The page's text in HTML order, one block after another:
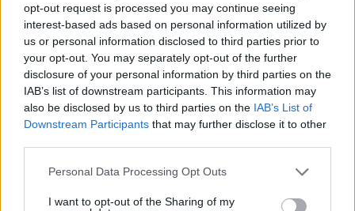
opt-out request is processed you may continue seeing
interest-based ads based on personal information utilized by
us or personal information disclosed to third parties prior to
your opt-out. You may separately opt-out of the further
disclosure of your personal information by third parties on the
IAB’s list of downstream participants. This information may
also be disclosed by us to third parties on the IAB’s List of
Downstream Participants that may further disclose it to other
Please note that this website/app uses one or more Google
not limited to your visit or usage behaviour. You may click to
Personal Data Processing Opt Outs
I want to opt-out of the Sharing of my